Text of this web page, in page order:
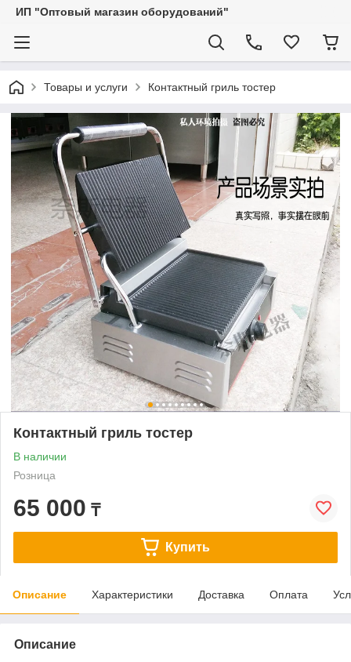
ИП "Оптовый магазин оборудований"
Товары и услуги Контактный гриль тостер
Контактный гриль тостер
В наличии
Розница
65 000 ₸
Купить
Описание Характеристики Доставка Оплата
Описание